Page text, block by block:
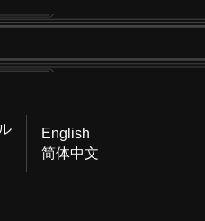
English
简体中文